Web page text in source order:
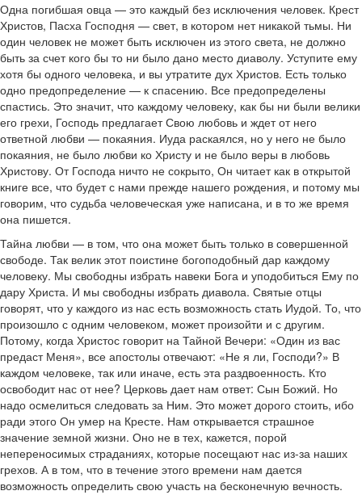
Одна погибшая овца — это каждый без исключения человек. Крест
Христов, Пасха Господня — свет, в котором нет никакой тьмы. Ни
один человек не может быть исключен из этого света, не должно
быть за счет кого бы то ни было дано место диаволу. Уступите ему
хотя бы одного человека, и вы утратите дух Христов. Есть только
одно предопределение — к спасению. Все предопределены
спастись. Это значит, что каждому человеку, как бы ни были велики
его грехи, Господь предлагает Свою любовь и ждет от него
ответной любви — покаяния. Иуда раскаялся, но у него не было
покаяния, не было любви ко Христу и не было веры в любовь
Христову. От Господа ничто не сокрыто, Он читает как в открытой
книге все, что будет с нами прежде нашего рождения, и потому мы
говорим, что судьба человеческая уже написана, и в то же время
она пишется.
Тайна любви — в том, что она может быть только в совершенной
свободе. Так велик этот поистине богоподобный дар каждому
человеку. Мы свободны избрать навеки Бога и уподобиться Ему по
дару Христа. И мы свободны избрать диавола. Святые отцы
говорят, что у каждого из нас есть возможность стать Иудой. То, что
произошло с одним человеком, может произойти и с другим.
Потому, когда Христос говорит на Тайной Вечери: «Один из вас
предаст Меня», все апостолы отвечают: «Не я ли, Господи?» В
каждом человеке, так или иначе, есть эта раздвоенность. Кто
освободит нас от нее? Церковь дает нам ответ: Сын Божий. Но
надо осмелиться следовать за Ним. Это может дорого стоить, ибо
ради этого Он умер на Кресте. Нам открывается страшное
значение земной жизни. Оно не в тех, кажется, порой
непереносимых страданиях, которые посещают нас из-за наших
грехов. А в том, что в течение этого времени нам дается
возможность определить свою участь на бесконечную вечность.